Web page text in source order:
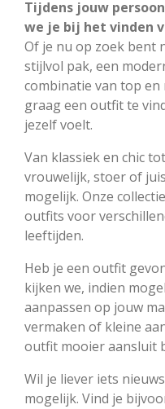
Tijdens jouw
we je bij het vinden
Of je nu op zoek bent
stijlvol pak, een
combinatie van top
graag een outfit te
jezelf voelt.
Van klassiek en chic
vrouwelijk, stoer of
mogelijk. Onze
outfits voor
leeftijden.
Heb je een outfit
kijken we, indien
aanpassen op jouw
vermaken of kleine
outfit mooier aansluit
Wil je liever iets
mogelijk. Vind je